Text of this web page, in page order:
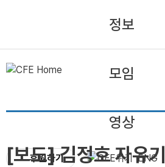
정보
모임
영상
후원하기 ENG
[보도] 김정호 자유